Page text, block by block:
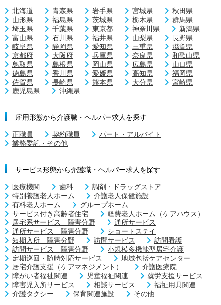
北海道 青森県 岩手県 宮城県
秋田県
山形県
福島県 茨城県 栃木県
群馬県
埼玉県
千葉県 東京都 神奈川県
新潟県
富山県
石川県 福井県 山梨県
長野県
岐阜県
静岡県 愛知県 三重県
滋賀県
京都府
大阪府 兵庫県 奈良県
和歌山県
鳥取県
島根県 岡山県 広島県
山口県
徳島県
香川県 愛媛県 高知県
福岡県
佐賀県
長崎県 熊本県 大分県
宮崎県
鹿児島県
沖縄県
雇用形態から介護職・ヘルパー求人を探す
正職員 契約職員
パート・アルバイト
業務委託・その他
サービス形態から介護職・ヘルパー求人を探す
医療機関 歯科
調剤・ドラッグストア
特別養護老人ホーム
介護老人保健施設
有料老人ホーム
グループホーム
サービス付き高齢者住宅
軽費老人ホーム（ケアハウス）
居宅系サービス 障害分野
通所サービス
通所サービス 障害分野
ショートステイ
短期入所 障害分野
訪問サービス
訪問看護
訪問サービス 障害分野
小規模多機能型居宅介護
定期巡回・随時対応サービス
地域包括ケアセンター
居宅介護支援（ケアマネジメント）
介護医療院
障がい者福祉関連
児童福祉関連
就労支援サービス
障害児入所サービス
相談サービス
福祉用具関連
介護タクシー
保育関連施設 その他